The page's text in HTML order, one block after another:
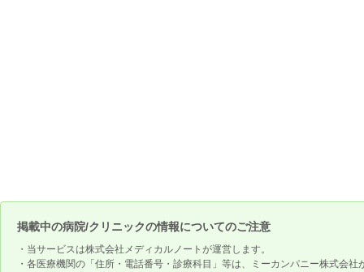
掲載中の病院/クリニックの情報についてのご注意
・当サービスは株式会社メディカルノートが運営します。
・各医療機関の「住所・電話番号・診療科目」等は、ミーカンパニー株式会